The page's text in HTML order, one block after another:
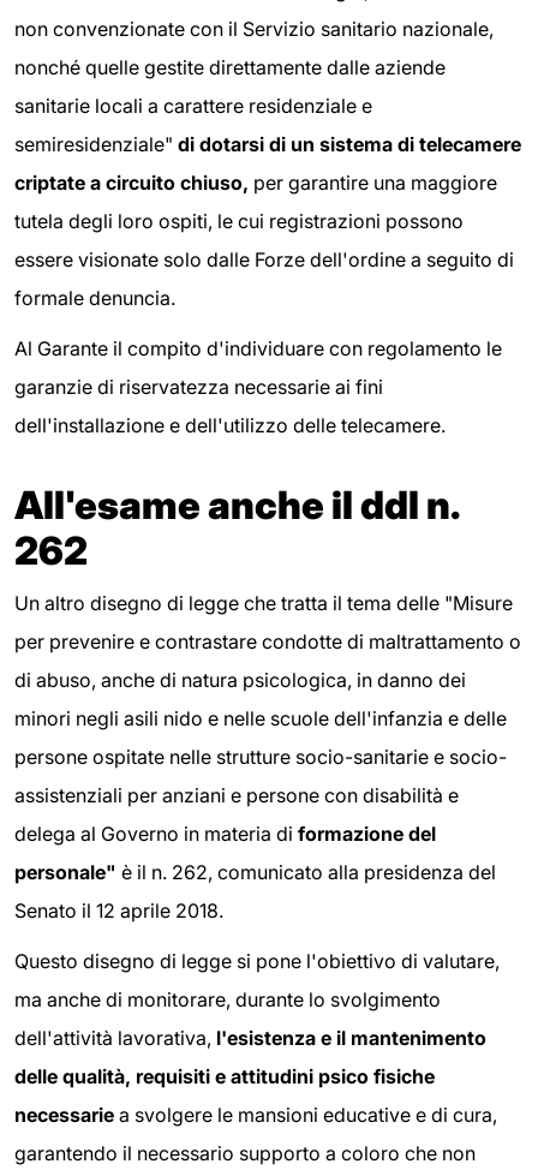
non convenzionate con il Servizio sanitario nazionale,
nonché quelle gestite direttamente dalle aziende
sanitarie locali a carattere residenziale e
semiresidenziale" di dotarsi di un sistema di telecamere
criptate a circuito chiuso, per garantire una maggiore
tutela degli loro ospiti, le cui registrazioni possono
essere visionate solo dalle Forze dell'ordine a seguito di
formale denuncia.
Al Garante il compito d'individuare con regolamento le
garanzie di riservatezza necessarie ai fini
dell'installazione e dell'utilizzo delle telecamere.
All'esame anche il ddl n.
262
Un altro disegno di legge che tratta il tema delle "Misure
per prevenire e contrastare condotte di maltrattamento o
di abuso, anche di natura psicologica, in danno dei
minori negli asili nido e nelle scuole dell'infanzia e delle
persone ospitate nelle strutture socio-sanitarie e socio-
assistenziali per anziani e persone con disabilità e
delega al Governo in materia di formazione del
personale" è il n. 262, comunicato alla presidenza del
Senato il 12 aprile 2018.
Questo disegno di legge si pone l'obiettivo di valutare,
ma anche di monitorare, durante lo svolgimento
dell'attività lavorativa, l'esistenza e il mantenimento
delle qualità, requisiti e attitudini psico fisiche
necessarie a svolgere le mansioni educative e di cura,
garantendo il necessario supporto a coloro che non